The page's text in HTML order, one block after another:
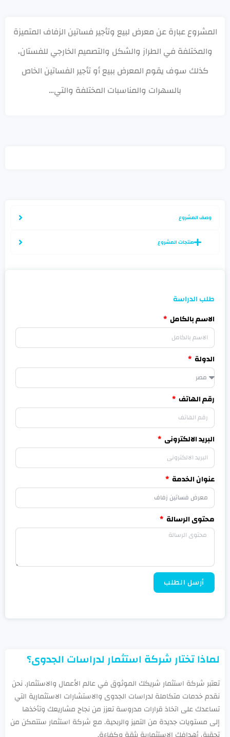
المشروع عبارة عن معرض لبيع وتأجير فساتين الزفاف المتميزة
والمختلفة في الطراز والشكل والتصميم الخارجي للفستان،
كذلك سوف يقوم المعرض ببيع أو تأجير الفساتين الخاص
بالسهرات والمناسبات المختلفة والتي…
وصف المشروع
منتجات المشروع
طلب الدراسة
الاسم بالكامل
الدولة
رقم الهاتف
البريد الالكترونى
عنوان الخدمة
محتوى الرسالة
أرسل الطلب
لماذا تختار شركة استثمار لدراسات الجدوى؟
تعتبر شركة استثمار شريكك الموثوق في عالم الأعمال والاستثمار. نحن
نقدم خدمات متكاملة لدراسات الجدوى والاستشارات الاستثمارية التي
تساعدك على اتخاذ قرارات مدروسة تعزز من نجاح مشاريعك وتأخذها
إلى مستويات جديدة من التميز والربحية. مع شركة استثمار ستتمكن من